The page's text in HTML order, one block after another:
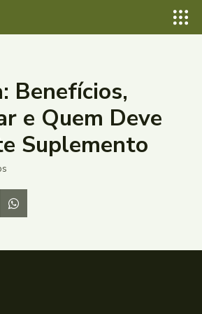
Benefícios,
e Quem Deve
Suplemento